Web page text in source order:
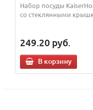
Набор посуды
со стеклянными
249.20 руб.
В корзину